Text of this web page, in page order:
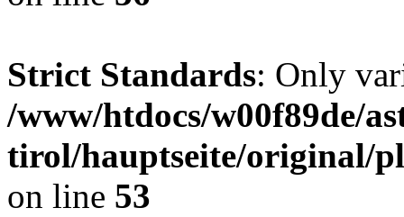
Strict Standards: Only
/www/htdocs/w00f89de/
tirol/hauptseite/original/
on line 53